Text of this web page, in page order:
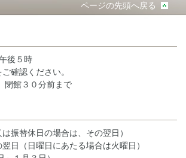
ページの先頭へ戻る
後５時
ご確認ください。
閉館３０分前まで
振替休日の場合は、その翌日）
日（日曜日にあたる場合は火曜日）